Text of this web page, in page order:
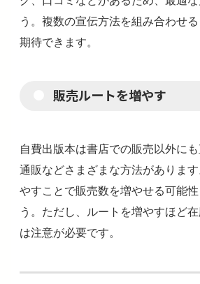
う。複数の宣伝方法を組み合わせ
期待できます。
販売ルートを増やす
自費出版本は書店での販売以外に
通販などさまざまな方法がありま
やすことで販売数を増やせる可能
う。ただし、ルートを増やすほど
は注意が必要です。